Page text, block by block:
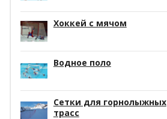
Хоккей с мячом
Водное поло
Сетки для горнолыжных
трасс